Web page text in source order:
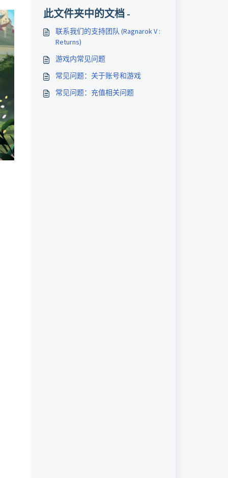
此文件夹中的文档 -
联系我们的支持团队 (Ragnarok V :
Returns)
游戏内常见问题
常见问题：关于账号和游戏
常见问题：充值相关问题